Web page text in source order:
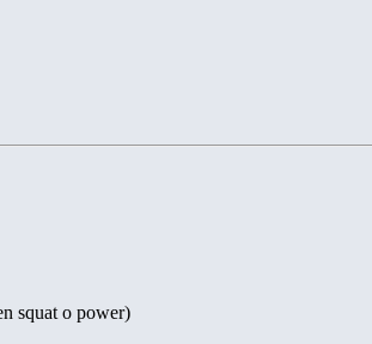
squat o power)